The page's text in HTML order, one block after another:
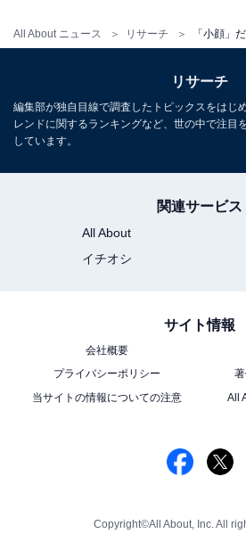
All About ニュース リサーチ
リサーチ
編集部が独自目線で調査したトピックスをはじ
レンドに関するランキングなど、世の中で注目
しています。
関連サービス
All About
イチオシ
サイト情報
会社概要
プライバシーポリシー
当サイトの情報についての注意
All
Copyright©All About, Inc. All